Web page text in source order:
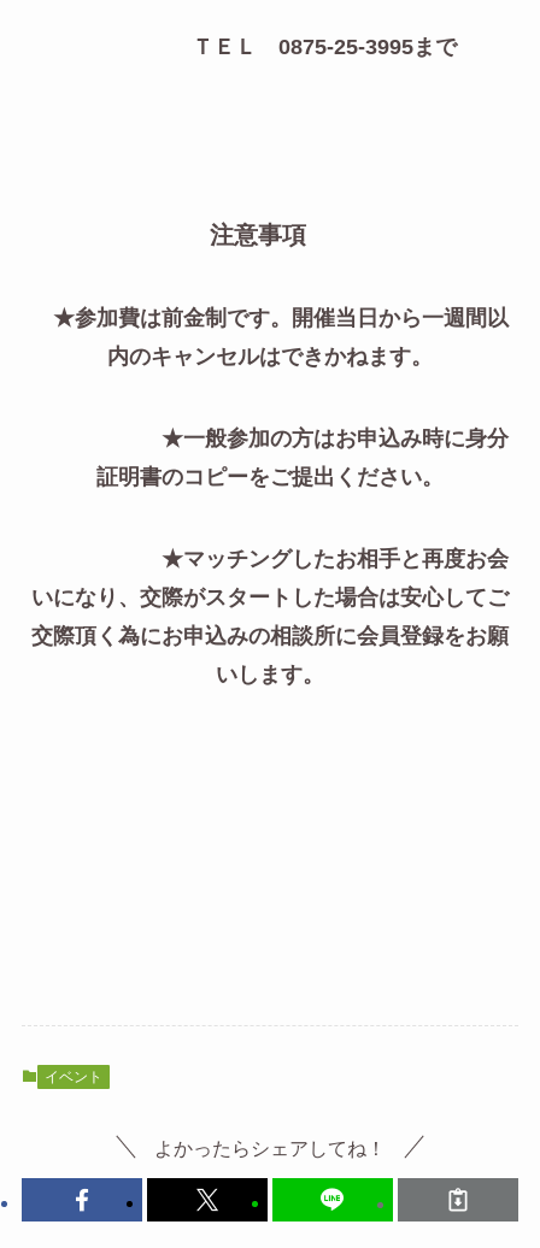
ＴＥＬ 0875-25-3995まで
注意事項
★参加費は前金制です。開催当日から一週間以
内のキャンセルはできかねます。
★一般参加の方はお申込み時に身分
証明書のコピーをご提出ください。
★マッチングしたお相手と再度お会
いになり、交際がスタートした場合は安心してご
交際頂く為にお申込みの相談所に会員登録をお願
いします。
イベント
よかったらシェアしてね！